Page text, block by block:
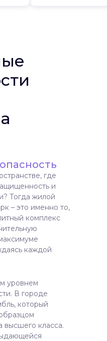
где
и
Тогда жилой
– это именно то,
комплекс
каждой
уровнем
В городе
который
высшего класса.